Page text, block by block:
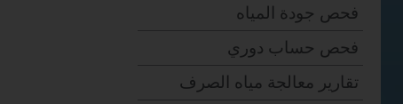
فحص جودة المياه
فحص حساب دوري
تقارير معالجة مياه الصرف